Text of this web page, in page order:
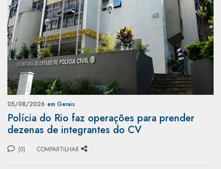
05/08/2026 em Gerais
Polícia do Rio faz operações para prender
dezenas de integrantes do CV
(0) COMPARTILHAR